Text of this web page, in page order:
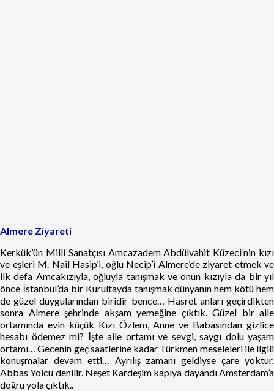
Almere Ziyareti
Kerkük’ün Milli Sanatçısı Amcazadem Abdülvahit Küzeci’nin kızı
ve eşleri M. Nail Hasip’i, oğlu Necip’i Almere’de ziyaret etmek ve
ilk defa Amcakızıyla, oğluyla tanışmak ve onun kızıyla da bir yıl
önce İstanbul’da bir Kurultayda tanışmak dünyanın hem kötü hem
de güzel duygularından biridir bence… Hasret anları geçirdikten
sonra Almere şehrinde akşam yemeğine çıktık. Güzel bir aile
ortamında evin küçük Kızı Özlem, Anne ve Babasından gizlice
hesabı ödemez mi? İşte aile ortamı ve sevgi, saygı dolu yaşam
ortamı… Gecenin geç saatlerine kadar Türkmen meseleleri ile ilgili
konuşmalar devam etti… Ayrılış zamanı geldiyse çare yoktur.
Abbas Yolcu denilir. Neşet Kardeşim kapıya dayandı Amsterdam’a
doğru yola çıktık..